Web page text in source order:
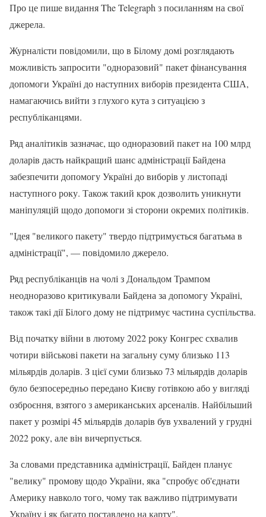
Про це пише видання The Telegraph з посиланням на свої
джерела.
Журналісти повідомили, що в Білому домі розглядають
можливість запросити "одноразовий" пакет фінансування
допомоги Україні до наступних виборів президента США,
намагаючись вийти з глухого кута з ситуацією з
республіканцями.
Ряд аналітиків зазначає, що одноразовий пакет на 100 млрд
доларів дасть найкращий шанс адміністрації Байдена
забезпечити допомогу Україні до виборів у листопаді
наступного року. Також такий крок дозволить уникнути
маніпуляцій щодо допомоги зі сторони окремих політиків.
"Ідея "великого пакету" твердо підтримується багатьма в
адміністрації", — повідомило джерело.
Ряд республіканців на чолі з Дональдом Трампом
неодноразово критикували Байдена за допомогу Україні,
також такі дії Білого дому не підтримує частина суспільства.
Від початку війни в лютому 2022 року Конгрес схвалив
чотири військові пакети на загальну суму близько 113
мільярдів доларів. З цієї суми близько 73 мільярдів доларів
було безпосередньо передано Києву готівкою або у вигляді
озброєння, взятого з американських арсеналів. Найбільший
пакет у розмірі 45 мільярдів доларів був ухвалений у грудні
2022 року, але він вичерпується.
За словами представника адміністрації, Байден планує
"велику" промову щодо України, яка "спробує об'єднати
Америку навколо того, чому так важливо підтримувати
Україну і як багато поставлено на карту".